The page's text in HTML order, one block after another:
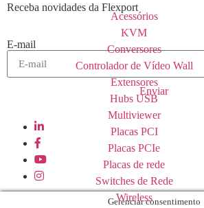
Acessórios
KVM
Conversores
Controlador de Vídeo Wall
Extensores
Hubs USB
Multiviewer
Placas PCI
Placas PCIe
Placas de rede
Switches de Rede
Wireless
Receba novidades da Flexport
E-mail
Enviar
Gerenciar consentimento